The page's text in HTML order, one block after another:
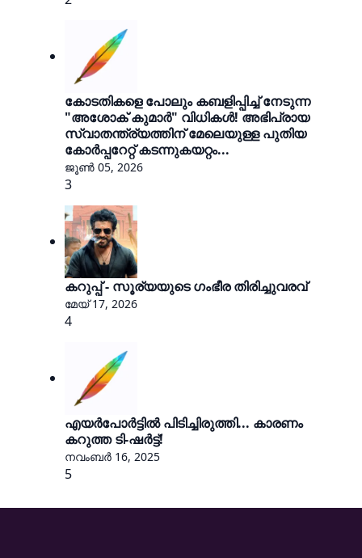
കോടതികളെ പോലും കബളിപ്പിച്ച് നേടുന്ന
"അശോക് കുമാർ" വിധികൾ! അഭിപ്രായ
സ്വാതന്ത്ര്യത്തിന് മേലെയുള്ള പുതിയ
കോർപ്പറേറ്റ് കടന്നുകയറ്റം...
ജൂൺ 05, 2026
3
കറുപ്പ് - സൂര്യയുടെ ഗംഭീര തിരിച്ചുവരവ്
മേയ് 17, 2026
4
എയർപോർട്ടിൽ പിടിച്ചിരുത്തി... കാരണം
കറുത്ത ടി-ഷർട്ട്!
നവംബർ 16, 2025
5